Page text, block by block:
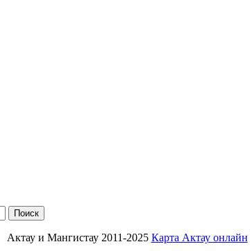
Актау и Мангистау 2011-2025 Карта Актау онлайн